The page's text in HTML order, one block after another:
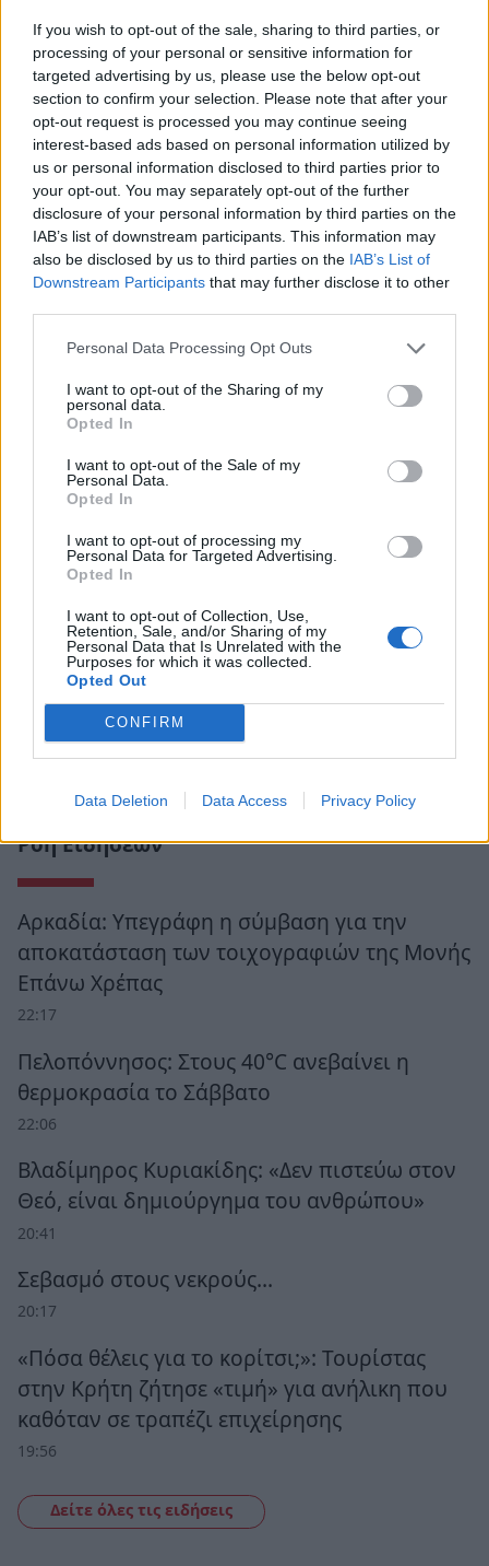
If you wish to opt-out of the sale, sharing to third parties, or
processing of your personal or sensitive information for
targeted advertising by us, please use the below opt-out
section to confirm your selection. Please note that after your
opt-out request is processed you may continue seeing
interest-based ads based on personal information utilized by
us or personal information disclosed to third parties prior to
your opt-out. You may separately opt-out of the further
disclosure of your personal information by third parties on the
IAB’s list of downstream participants. This information may
also be disclosed by us to third parties on the IAB’s List of
Downstream Participants that may further disclose it to other
Personal Data Processing Opt Outs
I want to opt-out of the Sharing of my
personal data.
Opted In
I want to opt-out of the Sale of my
Personal Data.
Opted In
I want to opt-out of processing my
Personal Data for Targeted Advertising.
Opted In
I want to opt-out of Collection, Use,
Retention, Sale, and/or Sharing of my
Personal Data that Is Unrelated with the
Purposes for which it was collected.
Opted Out
CONFIRM
Data Deletion Data Access Privacy Policy
Ροή Ειδήσεων
Αρκαδία: Υπεγράφη η σύμβαση για την
αποκατάσταση των τοιχογραφιών της Μονής
Επάνω Χρέπας
22:17
Πελοπόννησος: Στους 40°C ανεβαίνει η
θερμοκρασία το Σάββατο
22:06
Βλαδίμηρος Κυριακίδης: «Δεν πιστεύω στον
Θεό, είναι δημιούργημα του ανθρώπου»
20:41
Σεβασμό στους νεκρούς…
20:17
«Πόσα θέλεις για το κορίτσι;»: Τουρίστας
στην Κρήτη ζήτησε «τιμή» για ανήλικη που
καθόταν σε τραπέζι επιχείρησης
19:56
Δείτε όλες τις ειδήσεις